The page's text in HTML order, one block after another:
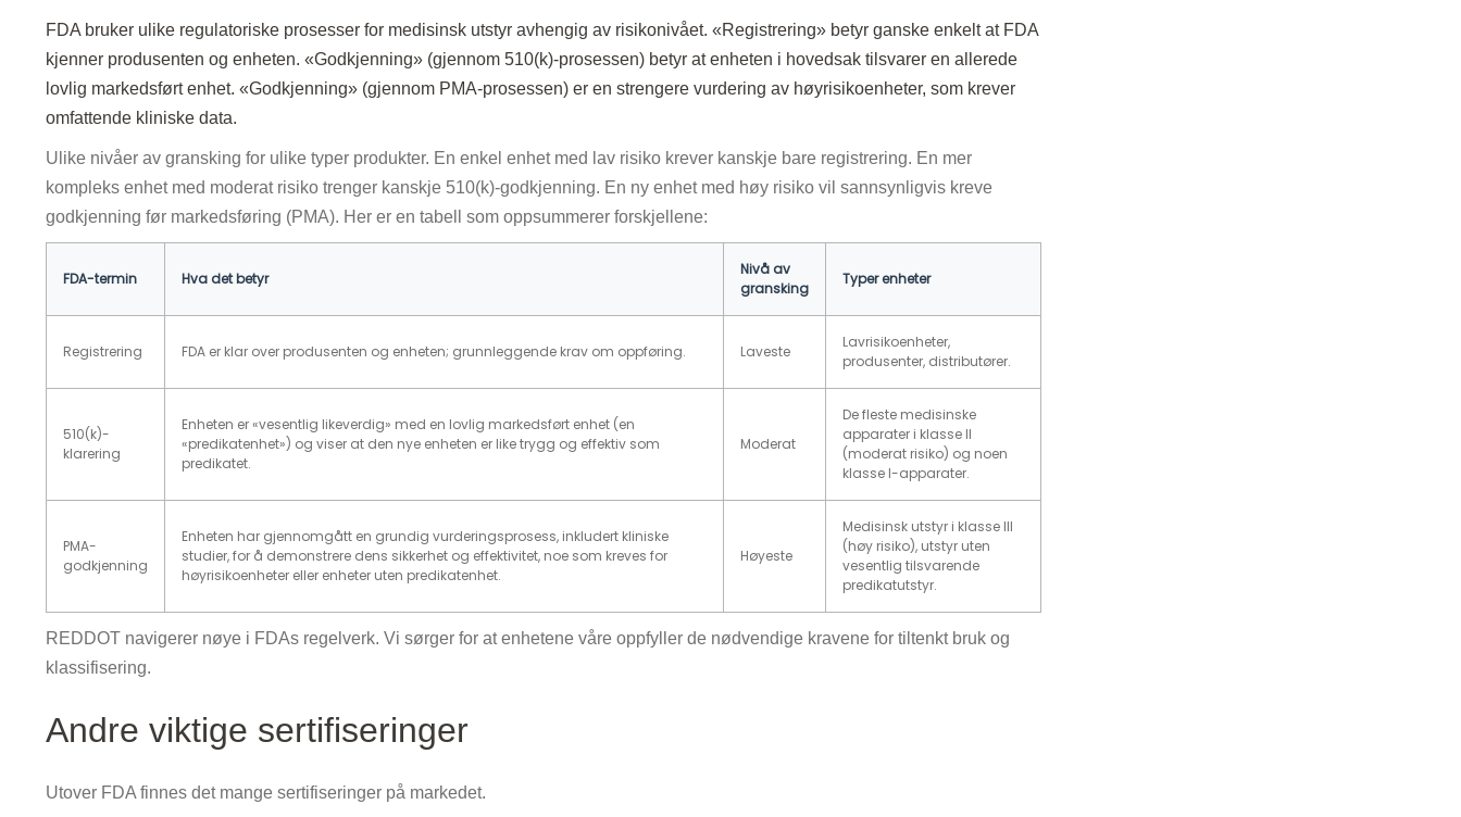
FDA bruker ulike regulatoriske prosesser for medisinsk utstyr avhengig av risikonivået. «Registrering» betyr ganske enkelt at FDA
kjenner produsenten og enheten. «Godkjenning» (gjennom 510(k)-prosessen) betyr at enheten i hovedsak tilsvarer en allerede
lovlig markedsført enhet. «Godkjenning» (gjennom PMA-prosessen) er en strengere vurdering av høyrisikoenheter, som krever
omfattende kliniske data.
Ulike nivåer av gransking for ulike typer produkter. En enkel enhet med lav risiko krever kanskje bare registrering. En mer
kompleks enhet med moderat risiko trenger kanskje 510(k)-godkjenning. En ny enhet med høy risiko vil sannsynligvis kreve
godkjenning før markedsføring (PMA). Her er en tabell som oppsummerer forskjellene:
FDA-termin Hva det betyr
Nivå av
gransking
Typer enheter
Registrering FDA er klar over produsenten og enheten; grunnleggende krav om oppføring. Laveste
Lavrisikoenheter,
produsenter, distributører.
510(k)-
klarering
Enheten er «vesentlig likeverdig» med en lovlig markedsført enhet (en
«predikatenhet») og viser at den nye enheten er like trygg og effektiv som
predikatet.
Moderat
De fleste medisinske
apparater i klasse II
(moderat risiko) og noen
klasse I-apparater.
PMA-
godkjenning
Enheten har gjennomgått en grundig vurderingsprosess, inkludert kliniske
studier, for å demonstrere dens sikkerhet og effektivitet, noe som kreves for
høyrisikoenheter eller enheter uten predikatenhet.
Høyeste
Medisinsk utstyr i klasse III
(høy risiko), utstyr uten
vesentlig tilsvarende
predikatutstyr.
REDDOT navigerer nøye i FDAs regelverk. Vi sørger for at enhetene våre oppfyller de nødvendige kravene for tiltenkt bruk og
klassifisering.
Andre viktige sertifiseringer
Utover FDA finnes det mange sertifiseringer på markedet.